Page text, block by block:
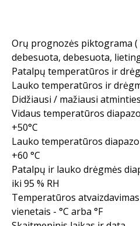
Orų prognozės piktograma
debesuota, debesuota,
Patalpų temperatūros ir
Lauko temperatūros ir
Didžiausi / mažiausi
Vidaus temperatūros
+50°C
Lauko temperatūros
+60 °C
Patalpų ir lauko drėgmės
iki 95 % RH
Temperatūros
vienetais - °C arba °F